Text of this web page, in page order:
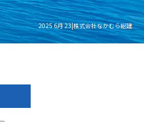
2025 6月 23|株式会社なかむら総建